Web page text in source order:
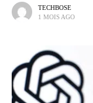
directe du gouvernement
TECHBOSE
1 MOIS AGO